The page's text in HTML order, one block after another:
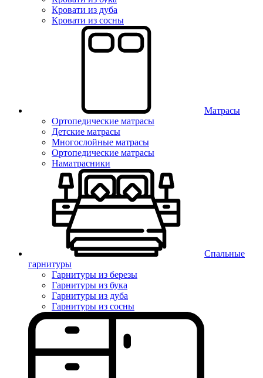
Кровати из дуба
Кровати из сосны
Матрасы
Ортопедические матрасы
Детские матрасы
Многослойные матрасы
Ортопедические матрасы
Наматрасники
Спальные
гарнитуры
Гарнитуры из березы
Гарнитуры из бука
Гарнитуры из дуба
Гарнитуры из сосны